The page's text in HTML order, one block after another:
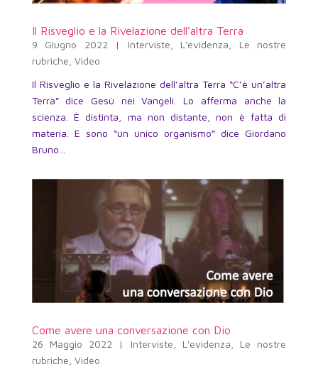
Il Risveglio e la Rivelazione dell’altra Terra
9 Giugno 2022 | Interviste L'evidenza
Le nostre
rubriche Video
Il Risveglio e la Rivelazione dell’altra Terra “C’è un’altra
Terra” dice Gesù nei Vangeli. Lo afferma anche la
scienza. È distinta, ma non distante, non è fatta di
materia. E sono “un unico organismo” dice Giordano
Bruno...
Come avere una conversazione con Dio
26 Maggio 2022 | Interviste, L'evidenza, Le nostre
rubriche, Video